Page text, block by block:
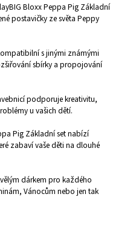
Bloxx Peppa Pig Základní
postavičky ze světa Peppy
s jinými známými
sbírky a propojování
podporuje kreativitu,
u vašich dětí.
Pig Základní set nabízí
zabaví vaše děti na dlouhé
dárkem pro každého
Vánocům nebo jen tak